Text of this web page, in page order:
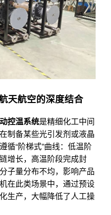
天航空的深度结合
控温系统是精细化工中间
制备某些光引发剂或液晶
循“阶梯式”曲线：低温阶
增长，高温阶段完成封
子量分布不均，影响产品
在此类场景中，通过预设
生产，大幅降低了人工操